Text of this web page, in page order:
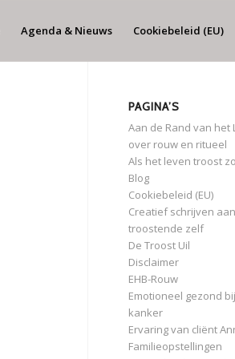
Agenda & Nieuws Cookiebeleid (EU)
PAGINA’S
Aan de Rand van het
over rouw en ritueel
Als het leven troost
Blog
Cookiebeleid (EU)
Creatief schrijven
troostende zelf
De Troost Uil
Disclaimer
EHB-Rouw
Emotioneel gezond bij
kanker
Ervaring van cliënt
Familieopstellingen